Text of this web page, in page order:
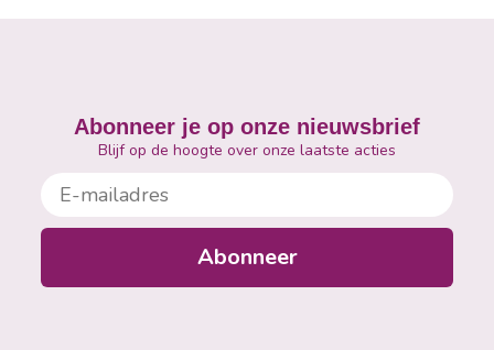
Abonneer je op onze nieuwsbrief
Blijf op de hoogte over onze laatste acties
E-mailadres
Abonneer